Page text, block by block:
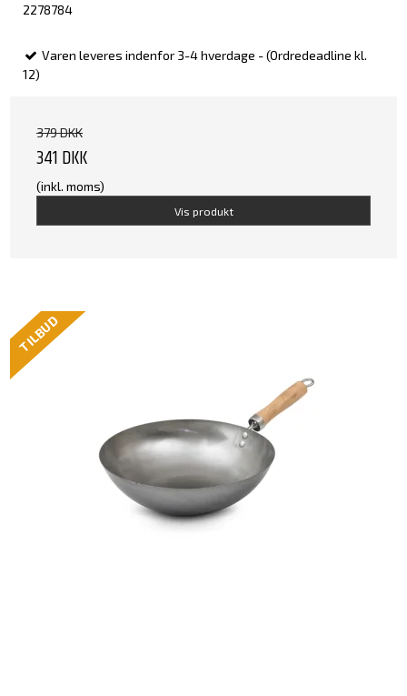
2278784
Varen leveres indenfor 3-4 hverdage - (Ordredeadline kl.
12)
379 DKK
341 DKK
(inkl. moms)
Vis produkt
TILBUD